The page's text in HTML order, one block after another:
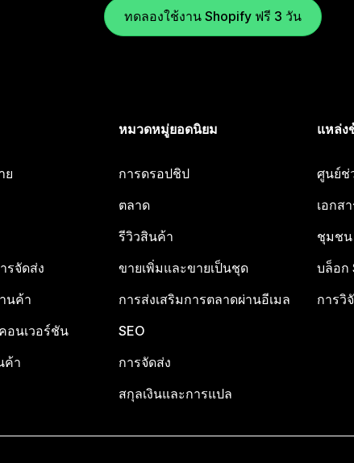
ทดลองใช้งาน Shopify ฟรี 3 วัน
ย
รจัดส่ง
นค้า
อนเวอร์ชัน
ค้า
หมวดหมู่ยอดนิยม
การดรอปชิป
ตลาด
รีวิวสินค้า
ขายเพิ่มและขายเป็นชุด
การส่งเสริมการตลาดผ่านอีเมล
SEO
การจัดส่ง
สกุลเงินและการแปล
แหล่ง
ศูนย์ช่
เอกส
ชุมชน
บล็อก
การวิ